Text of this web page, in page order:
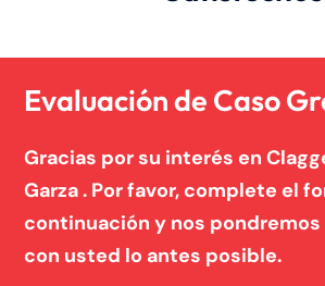
Evaluación de Caso
Gracias por su interés en
Garza . Por favor, complete el
continuación y nos
con usted lo antes posible.